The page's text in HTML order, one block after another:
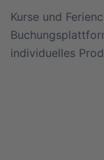
Kurse und
individuelles